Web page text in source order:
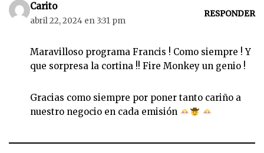
Carito
abril 22, 2024 en 3:31 pm
RESPONDER
Maravilloso programa Francis ! Como siempre ! Y
que sorpresa la cortina !! Fire Monkey un genio !
Gracias como siempre por poner tanto cariño a
nuestro negocio en cada emisión